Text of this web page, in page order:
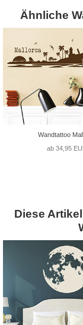
Ähnliche
Wandtattoo
ab 34,95
Diese